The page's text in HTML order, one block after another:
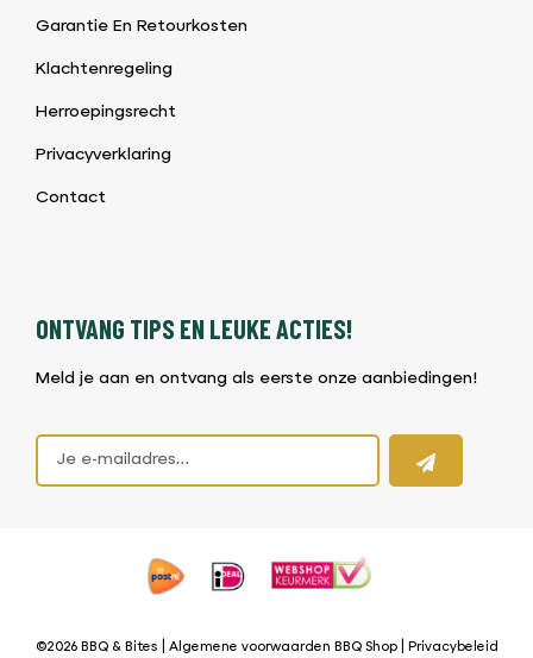
Garantie En Retourkosten
Klachtenregeling
Herroepingsrecht
Privacyverklaring
Contact
ONTVANG TIPS EN LEUKE ACTIES!
Meld je aan en ontvang als eerste onze aanbiedingen!
©2026 BBQ & Bites | Algemene voorwaarden BBQ Shop| Privacybeleid